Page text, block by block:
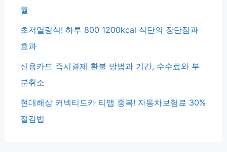
월
초저열량식! 하루 800 1200kcal 식단의 장단점과
효과
신용카드 즉시결제 환불 방법과 기간, 수수료와 부
분취소
현대해상 커넥티드카 티맵 중복! 자동차보험료 30%
절감법